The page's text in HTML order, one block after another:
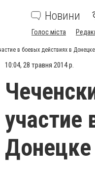
Новини
Голос міста
в боевых действиях в
10:04, 28 травня 2014 р.
участие